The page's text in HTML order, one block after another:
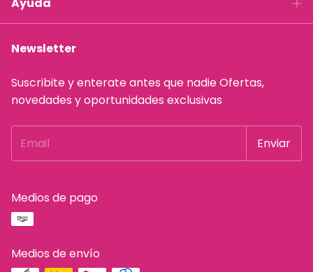
Ayuda
Newsletter
Suscribite y enterate antes que nadie Ofertas,
novedades y oportunidades exclusivas
Medios de pago
Medios de envío